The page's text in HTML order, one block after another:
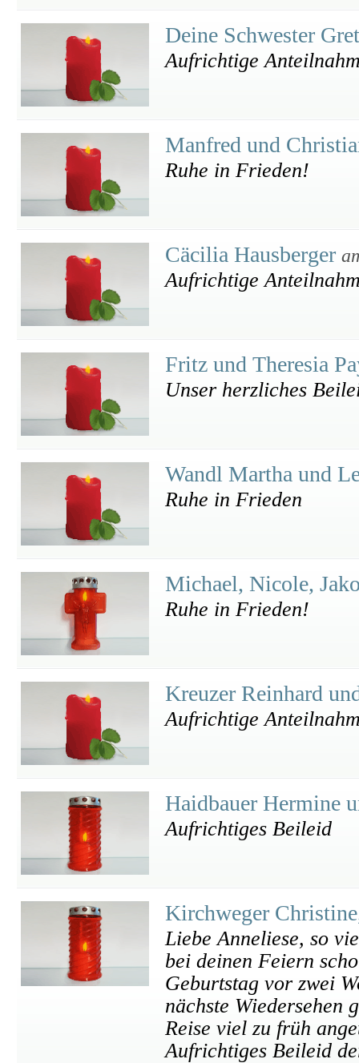
Deine Schwester
Aufrichtige
Manfred und
Ruhe in Frieden!
Cäcilia Hausberger
Aufrichtige
Fritz und Theresia
Unser herzliches
Wandl Martha und
Ruhe in Frieden
Michael, Nicole,
Ruhe in Frieden!
Kreuzer Reinhard
Aufrichtige
Haidbauer Hermine
Aufrichtiges Beileid
Kirchweger
Liebe Anneliese, so
bei deinen Feiern
Geburtstag vor zwei
nächste Wiedersehen
Reise viel zu früh
Aufrichtiges Beileid